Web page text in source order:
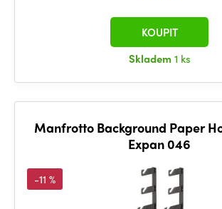
Skladem1 ks
KOUPIT
Manfrotto Background Paper
Expan 046
-11 %